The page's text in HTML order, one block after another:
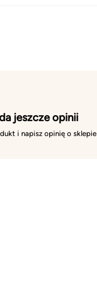
jeszcze opinii
i napisz opinię o sklepie